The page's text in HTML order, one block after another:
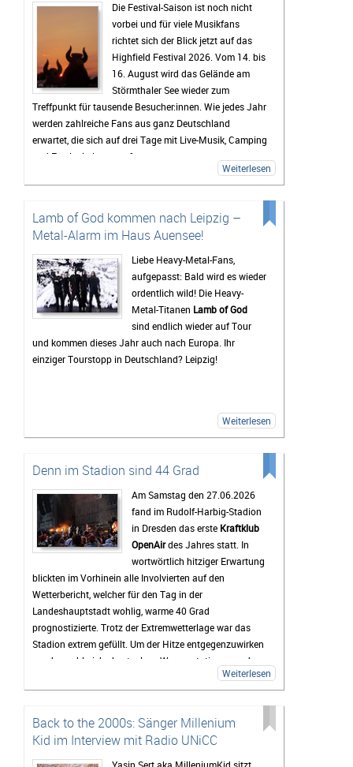
Die Festival-Saison ist noch nicht
vorbei und für viele Musikfans
richtet sich der Blick jetzt auf das
Highfield Festival 2026. Vom 14. bis
16. August wird das Gelände am
Störmthaler See wieder zum
Treffpunkt für tausende Besucher:innen. Wie jedes Jahr
werden zahlreiche Fans aus ganz Deutschland
erwartet, die sich auf drei Tage mit Live-Musik, Camping
und Festivalstimmung freuen.
Das Highfield gehört seit Jahren zu den bekanntesten
Rock, Indie, Punk und Hip-Hop sorgt dafür, dass jedes
Jahr ein bunt gemischtes Publikum zusammenkommt.
Auch 2026 stehen wieder viele bekannte Künstler auf
dem Programm, die Besucher vor den Bühnen zum
Feiern bringen sollen. Gerade die Headliner werden mit
Spannung erwartet, doch oft sind es auch die kleineren
Bands.
Mindestens genauso wichtig wie die Konzerte ist für
viele Gäste das Leben auf dem Campingplatz. Dort
beginnt das Festivalgefühl oft schon lange, bevor die
zwischendurch eine Pause vom Trubel braucht, kann
zu mehr als nur einem Musikfestival.
Bis zum Festival dauert es zwar noch etwas, doch die
Vorfreude wächst mit jedem Tag. Viele Tickets sind
bereits verkauft und die Erwartungen an das
Wochenende sind entsprechend hoch. Wenn das
Wetter mitspielt und die Stimmung so gut wird wie in
den vergangenen Jahren, dürfte das Highfield Festival
2026 wieder zu den Höhepunkten des Festivalsommers
gehören.
Weiterlesen
Lamb of God kommen nach Leipzig –
Metal-Alarm im Haus Auensee!
Liebe Heavy-Metal-Fans,
aufgepasst: Bald wird es wieder
ordentlich wild! Die Heavy-
Metal-Titanen Lamb of God
sind endlich wieder auf Tour
und kommen dieses Jahr auch nach Europa. Ihr
einziger Tourstopp in Deutschland? Leipzig!
Weiterlesen
Denn im Stadion sind 44 Grad
Am Samstag den 27.06.2026
fand im Rudolf-Harbig-Stadion
in Dresden das erste Kraftklub
OpenAirdes Jahres statt. In
wortwörtlich hitziger Erwartung
blickten im Vorhinein alle Involvierten auf den
Wetterbericht, welcher für den Tag in der
Landeshauptstadt wohlig, warme 40 Grad
prognostizierte. Trotz der Extremwetterlage war das
Stadion extrem gefüllt. Um der Hitze entgegenzuwirken
wurden zahlreiche kostenlose Wasserstationen und -
sprinkler installiert, Rettungsdecken ausgegeben und
das Wasser an den Verkaufsständen um 20% reduziert.
zahlreichen Rettungskräfte direkt vor Ort.
Als erster Voract startete der Rapperyung pepp
welcher mit Sommerkleid und Wassereis die passende
Weiterlesen
Back to the 2000s: Sänger Millenium
Kid im Interview mit Radio UNiCC